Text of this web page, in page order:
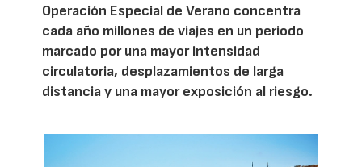
Operación Especial de Verano concentra
cada año millones de viajes en un periodo
marcado por una mayor intensidad
circulatoria, desplazamientos de larga
distancia y una mayor exposición al riesgo.